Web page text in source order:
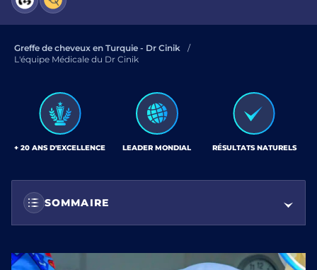
Greffe de cheveux en Turquie - Dr Cinik
L'équipe Médicale du Dr Cinik
+ 20 ANS D'EXCELLENCE LEADER MONDIAL RÉSULTATS NATURELS
SOMMAIRE